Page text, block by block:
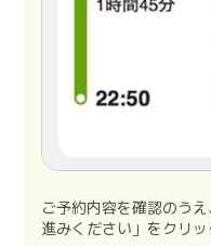
ご予約内容を確認のう
進みください」をクリ